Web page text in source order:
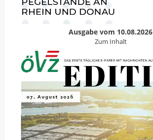
Ausgabe vom 10.08.2026
Zum Inhalt